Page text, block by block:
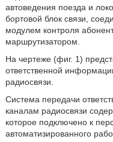
автоведения поезда и
бортовой блок связи,
модулем контроля
маршрутизатором.
На чертеже (фиг. 1)
ответственной
радиосвязи.
Система передачи
каналам радиосвязи
которое подключено к
автоматизированного